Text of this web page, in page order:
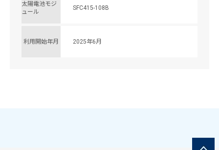
太陽電池モジ
ュール
SFC415-108B
利用開始年月 2025年6月